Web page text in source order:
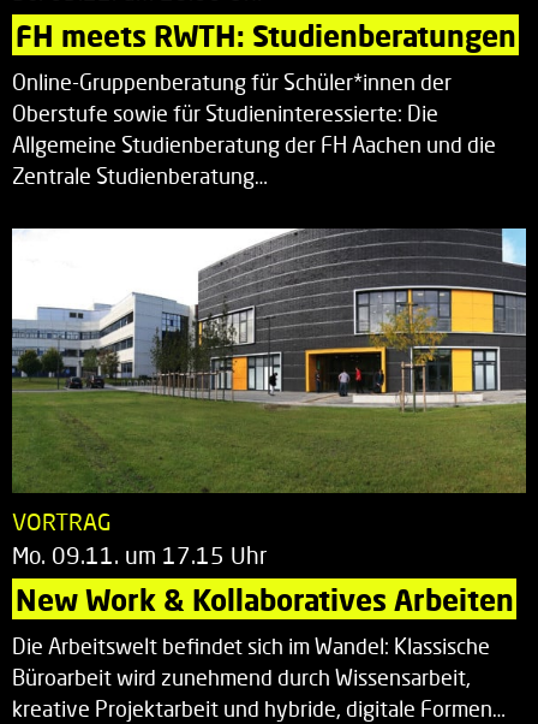
FH meets RWTH: Studienberatungen
Online-Gruppenberatung für Schüler*innen der
Oberstufe sowie für Studieninteressierte: Die
Allgemeine Studienberatung der FH Aachen und die
Zentrale Studienberatung…
VORTRAG
Mo. 09.11. um 17.15 Uhr
New Work & Kollaboratives Arbeiten
Die Arbeitswelt befindet sich im Wandel: Klassische
Büroarbeit wird zunehmend durch Wissensarbeit,
kreative Projektarbeit und hybride, digitale Formen…